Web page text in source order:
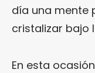
día una mente
cristalizar bajo
En esta